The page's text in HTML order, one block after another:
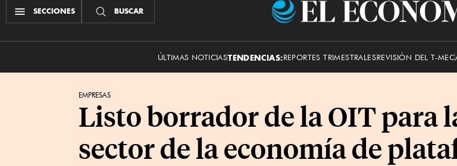
SECCIONES BUSCAR
El
ÚLTIMAS NOTICIASTENDENCIAS:REPORTES TRIMESTRALESREVISIÓN DEL T-MEC
EMPRESAS
Listo borrador de la OIT para
sector de la economía de